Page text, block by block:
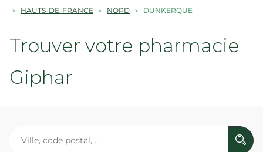
HAUTS-DE-FRANCE
NORD DUNKERQUE
Trouver votre pharmacie
Giphar